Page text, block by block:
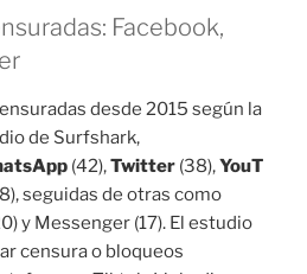
Facebook,
desde 2015 según la
de Surfshark,
(42),Twitter (38),YouT
seguidas de otras como
y Messenger (17). El estudio
censura o bloqueos